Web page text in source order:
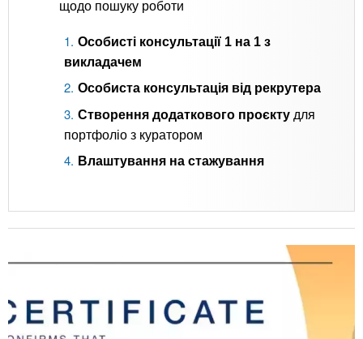
щодо пошуку роботи
Особисті консультації 1 на 1 з
викладачем
Особиста консультація від рекрутера
Створення додаткового проєктудля
портфоліо з куратором
Влаштування на стажування